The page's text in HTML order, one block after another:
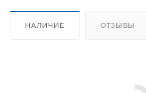
НАЛИЧИЕ ОТЗЫВЫ